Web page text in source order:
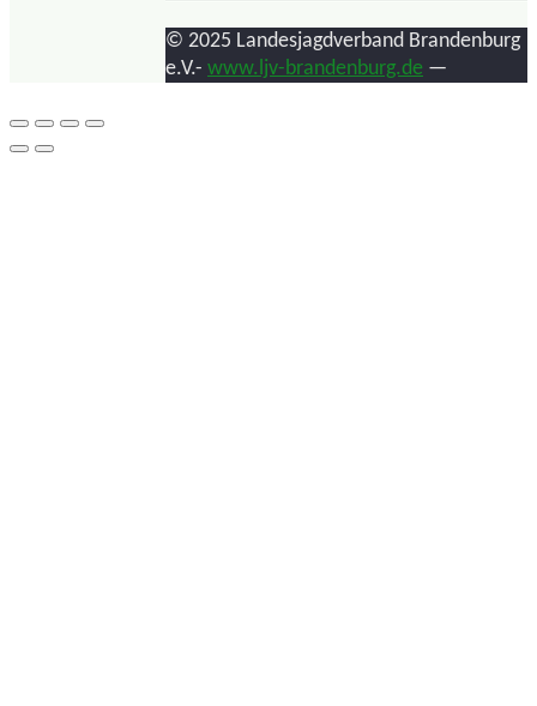
© 2025 Landesjagdverband Brandenburg
e.V.- www.ljv-brandenburg.de —